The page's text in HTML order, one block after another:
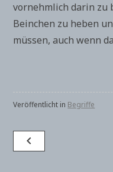
vornehmlich darin zu
Beinchen zu heben
müssen, auch wenn
Veröffentlicht in Begriffe
navigate_before